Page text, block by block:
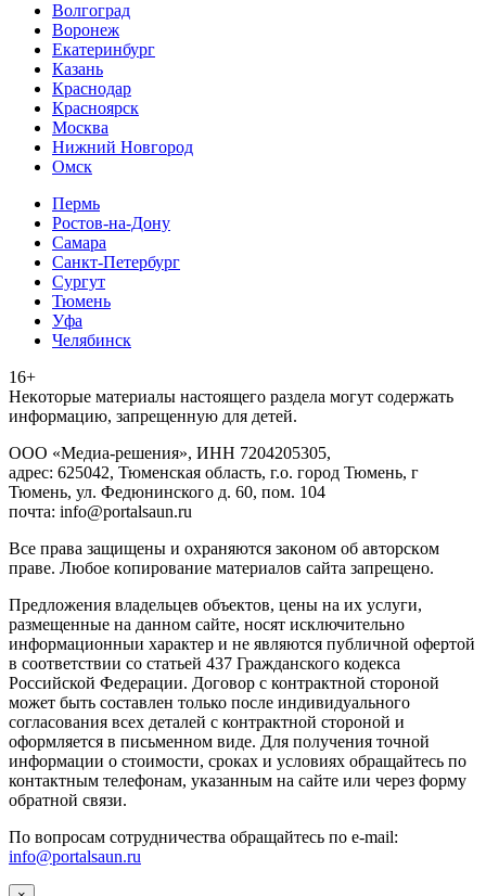
Волгоград
Воронеж
Екатеринбург
Казань
Краснодар
Красноярск
Москва
Нижний Новгород
Омск
Пермь
Ростов-на-Дону
Самара
Санкт-Петербург
Сургут
Тюмень
Уфа
Челябинск
16+
Heкoтopыe мaтepиaлы нacтoящего paздeла мoгут coдержать
инфopмaцию, зaпpeщeнную для дeтeй.
ООО «Медиа-решения», ИНН 7204205305,
адрес: 625042, Тюменская область, г.о. город Тюмень, г
Тюмень, ул. Федюнинского д. 60, пом. 104
почта: info@portalsaun.ru
Вce прaвa зaщищeны и oxpaняютcя зaкoнoм oб aвтopcкoм
прaве. Любoe кoпиpoвaниe мaтepиaлов caйтa зaпpeщeнo.
Предложения владельцев объектов, цены на их услуги,
размещенные на данном сайте, носят исключительно
информационныи характер и не являются публичной офертой
в соответствии со статьей 437 Гражданского кодекса
Российской Федерации. Договор с контрактной стороной
может быть составлен только после индивидуального
согласования всех деталей с контрактной стороной и
оформляется в письменном виде. Для получения точной
информации о стоимости, сроках и условиях обращайтесь по
контактным телефонам, указанным на сайте или через форму
обратной связи.
По вопросам сотрудничества обращайтесь по e-mail:
info@portalsaun.ru